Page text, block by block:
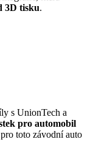
3D tisku.
s UnionTech a
pro automobil
toto závodní auto